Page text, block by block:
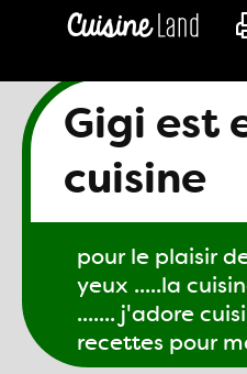
Gigi est
cuisine
pour le plaisir
yeux .....la
....... j'adore
recettes pour